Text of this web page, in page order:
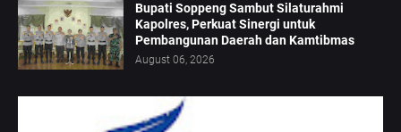
Bupati Soppeng Sambut Silaturahmi
Kapolres, Perkuat Sinergi untuk
Pembangunan Daerah dan Kamtibmas
August 06, 2026